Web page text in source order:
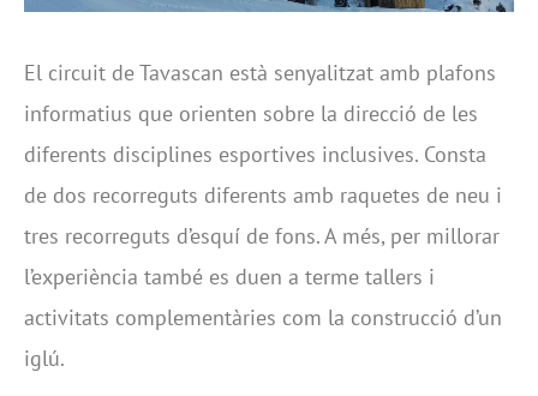
El circuit de Tavascan està senyalitzat amb plafons
informatius que orienten sobre la direcció de les
diferents disciplines esportives inclusives. Consta
de dos recorreguts diferents amb raquetes de neu i
tres recorreguts d’esquí de fons. A més, per millorar
l’experiència també es duen a terme tallers i
activitats complementàries com la construcció d’un
iglú.